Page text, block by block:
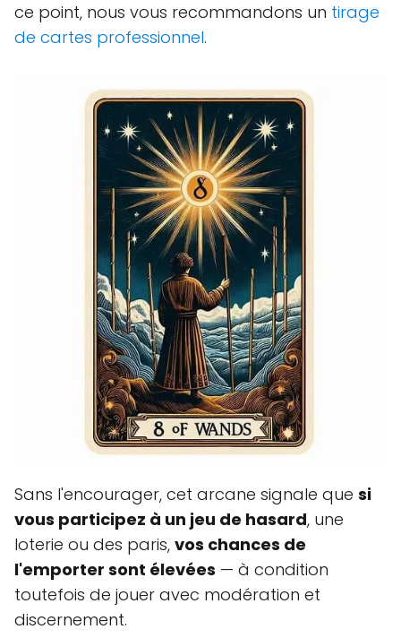
ce point, nous vous recommandons un tirage
de cartes professionnel.
Sans l'encourager, cet arcane signale que si
vous participez à un jeu de hasard, une
loterie ou des paris, vos chances de
l'emporter sont élevées — à condition
toutefois de jouer avec modération et
discernement.